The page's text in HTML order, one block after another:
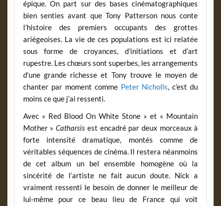
épique. On part sur des bases cinématographiques
bien senties avant que Tony Patterson nous conte
l’histoire des premiers occupants des grottes
ariégeoises. La vie de ces populations est ici relatée
sous forme de croyances, d’initiations et d’art
rupestre. Les chœurs sont superbes, les arrangements
d’une grande richesse et Tony trouve le moyen de
chanter par moment comme Peter Nicholls, c’est du
moins ce que j’ai ressenti.
Avec « Red Blood On White Stone » et « Mountain
Mother »Catharsis est encadré par deux morceaux à
forte intensité dramatique, montés comme de
véritables séquences de cinéma. Il restera néanmoins
de cet album un bel ensemble homogène où la
sincérité de l’artiste ne fait aucun doute. Nick a
vraiment ressenti le besoin de donner le meilleur de
lui-même pour ce beau lieu de France qui voit